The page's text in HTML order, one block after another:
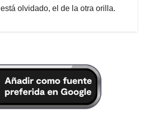
está olvidado, el de la otra orilla.